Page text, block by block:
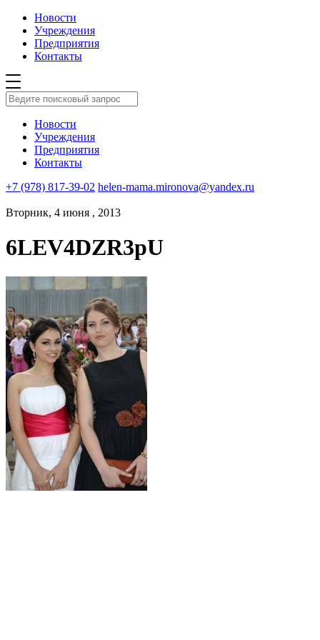
Новости
Учреждения
Предприятия
Контакты
Новости
Учреждения
Предприятия
Контакты
+7 (978) 817-39-02 helen-mama.mironova@yandex.ru
Вторник, 4 июня , 2013
6LEV4DZR3pU